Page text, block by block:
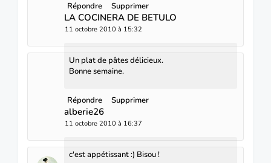
Répondre Supprimer
LA COCINERA DE BETULO
11 octobre 2010 à 15:32
Un plat de pâtes délicieux.
Bonne semaine.
Répondre Supprimer
alberie26
11 octobre 2010 à 16:37
c'est appétissant :) Bisou !